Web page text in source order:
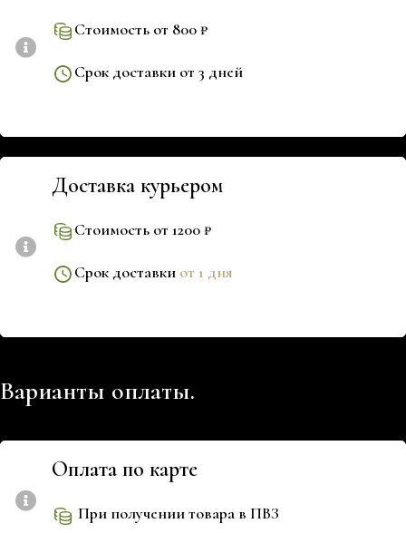
Стоимость от 800 ₽
Срок доставки от 3 дней
Доставка курьером
Стоимость от 1200 ₽
Срок доставки от 1 дня
Варианты оплаты.
Оплата по карте
При получении товара в ПВЗ